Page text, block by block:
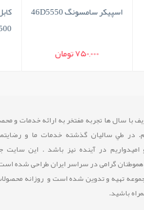
اسپیکر سامسونگ 46D5550
750,000 تومان
با سال ها تجربه مفتخر به ارائه خدمات و
در طي ساليان گذشته خدمات ما و
امیدواریم در آینده نیز باشد . این
گرامی در سراسر ایران طراحی شده
تهیه و تدوین شده است و روزانه
باشید.